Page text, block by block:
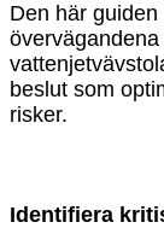
Den här
övervägandena
beslut som
risker.
Identifiera